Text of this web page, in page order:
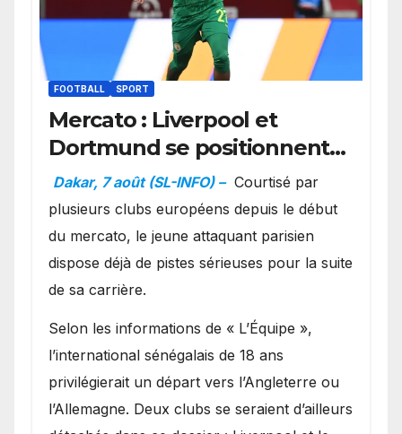
FOOTBALL SPORT
Mercato : Liverpool et
Dortmund se positionnent
en favoris pour recruter
Ibrahim Mbaye
Dakar, 7 août (SL-INFO) – Courtisé par
plusieurs clubs européens depuis le début
du mercato, le jeune attaquant parisien
dispose déjà de pistes sérieuses pour la suite
de sa carrière.
Selon les informations de « L’Équipe »,
l’international sénégalais de 18 ans
privilégierait un départ vers l’Angleterre ou
l’Allemagne. Deux clubs se seraient d’ailleurs